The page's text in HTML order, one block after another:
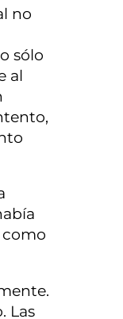
no
sólo
al
Las